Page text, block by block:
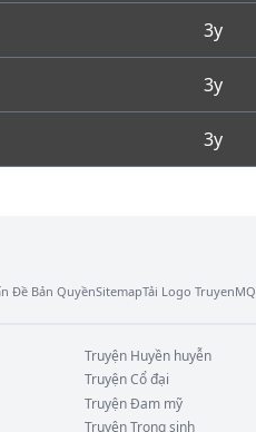
3y
3y
3y
Đề Bản QuyềnSitemapTải Logo TruyenMQ
Truyện Huyền huyễn
TruyệnCổ đại
TruyệnĐam mỹ
TruyệnTrọng sinh